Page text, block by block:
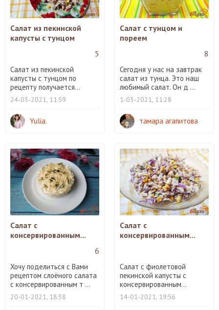
Салат из пекинской
капусты с тунцом
5
Салат из пекинской
капусты с тунцом по
рецепту получается...
24-03-2021, 11:59
Yulia.
Салат с тунцом и
пореем
8
Сегодня у нас на завтрак
салат из тунца. Это наш
любимый салат. Он д ...
1-03-2021, 11:28
тамара агапитова
Салат с
консервированным...
6
Хочу поделиться с Вами
рецептом слоёного салата
с консервированным т ...
20-01-2021, 18:38
Салат с
консервированным...
Салат с фиолетовой
пекинской капусты с
консервированным...
14-01-2021, 19:56